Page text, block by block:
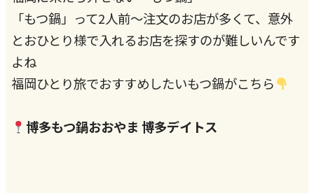
「もつ鍋」って2人前〜注文のお店が多くて、意外
とおひとり様で入れるお店を探すのが難しいんです
よね
福岡ひとり旅でおすすめしたいもつ鍋がこちら
博多もつ鍋おおやま 博多デイトス